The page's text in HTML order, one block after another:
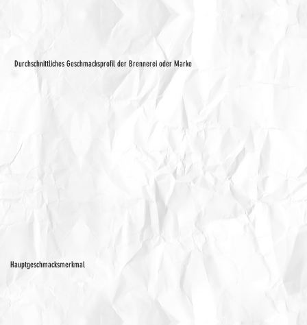
Durchschnittliches Geschmacksprofil der Brennerei oder Marke
Hauptgeschmacksmerkmal